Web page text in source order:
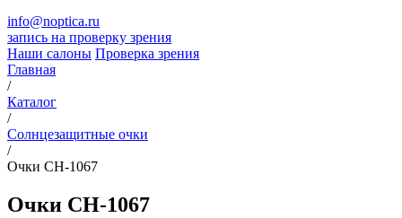
info@noptica.ru
запись на проверку зрения
Наши салоны Проверка зрения
Главная
/
Каталог
/
Солнцезащитные очки
/
Очки CH-1067
Очки CH-1067